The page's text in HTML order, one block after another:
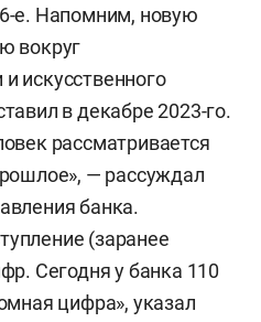
е. Напомним, новую
вокруг
искусственного
в декабре 2023-го.
рассматривается
— рассуждал
банка.
(заранее
Сегодня у банка 110
цифра», указал